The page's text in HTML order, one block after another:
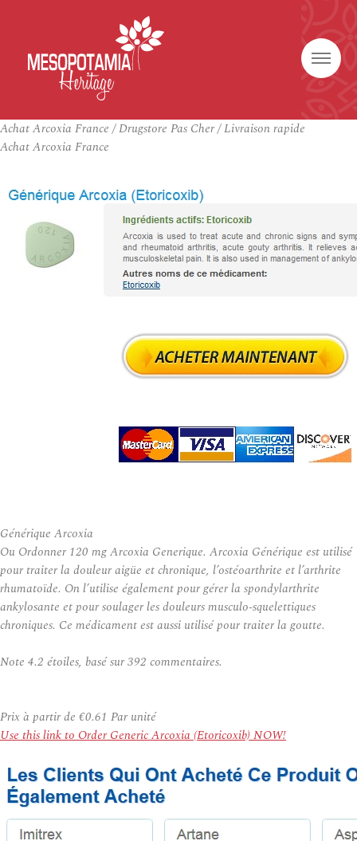
Achat Arcoxia France / Drugstore Pas Cher / Livraison rapide
Achat Arcoxia France
Générique Arcoxia
Ou Ordonner 120 mg Arcoxia Generique. Arcoxia Générique est utilisé
pour traiter la douleur aigüe et chronique, l’ostéoarthrite et l’arthrite
rhumatoïde. On l’utilise également pour gérer la spondylarthrite
ankylosante et pour soulager les douleurs musculo-squelettiques
chroniques. Ce médicament est aussi utilisé pour traiter la goutte.
Note 4.2 étoiles, basé sur392 commentaires.
Prix à partir de €0.61 Par unité
Use this link to Order Generic Arcoxia (Etoricoxib) NOW!